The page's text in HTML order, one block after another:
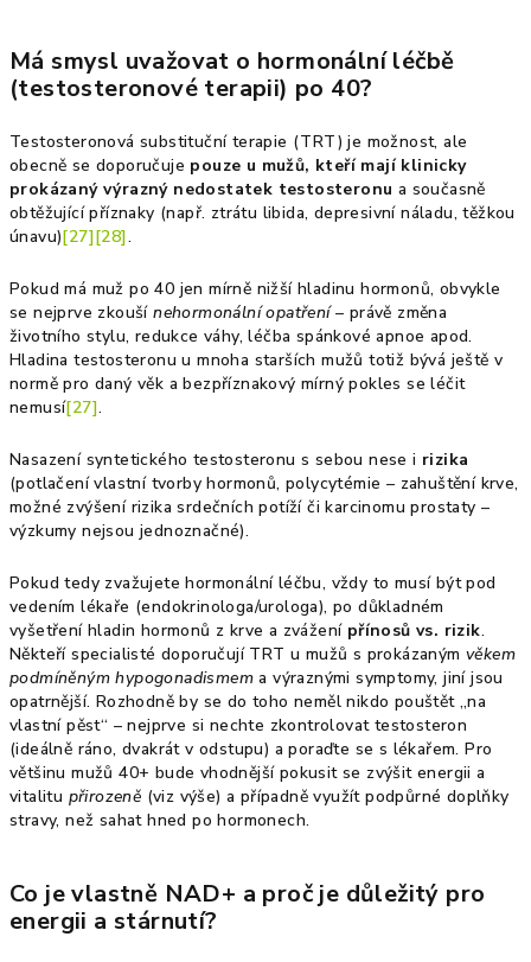
Má smysl uvažovat o hormonální léčbě
(testosteronové terapii) po 40?
Testosteronová substituční terapie (TRT) je možnost, ale
obecně se doporučuje pouze u mužů, kteří mají klinicky
prokázaný výrazný nedostatek testosteronu a současně
obtěžující příznaky (např. ztrátu libida, depresivní náladu, těžkou
únavu)[27][28].
Pokud má muž po 40 jen mírně nižší hladinu hormonů, obvykle
se nejprve zkoušínehormonální opatření– právě změna
životního stylu, redukce váhy, léčba spánkové apnoe apod.
Hladina testosteronu u mnoha starších mužů totiž bývá ještě v
normě pro daný věk a bezpříznakový mírný pokles se léčit
nemusí[27].
Nasazení syntetického testosteronu s sebou nese i rizika
(potlačení vlastní tvorby hormonů, polycytémie – zahuštění krve,
možné zvýšení rizika srdečních potíží či karcinomu prostaty –
výzkumy nejsou jednoznačné).
Pokud tedy zvažujete hormonální léčbu, vždy to musí být pod
vedením lékaře (endokrinologa/urologa), po důkladném
vyšetření hladin hormonů z krve a zvážení přínosů vs. rizik.
Někteří specialisté doporučují TRT u mužů s prokázaným věkem
podmíněným hypogonadismem a výraznými symptomy, jiní jsou
opatrnější. Rozhodně by se do toho neměl nikdo pouštět „na
vlastní pěst“ – nejprve si nechte zkontrolovat testosteron
(ideálně ráno, dvakrát v odstupu) a poraďte se s lékařem. Pro
většinu mužů 40+ bude vhodnější pokusit se zvýšit energii a
vitalitu přirozeně (viz výše) a případně využít podpůrné doplňky
stravy, než sahat hned po hormonech.
Co je vlastně NAD+ a proč je důležitý pro
energii a stárnutí?